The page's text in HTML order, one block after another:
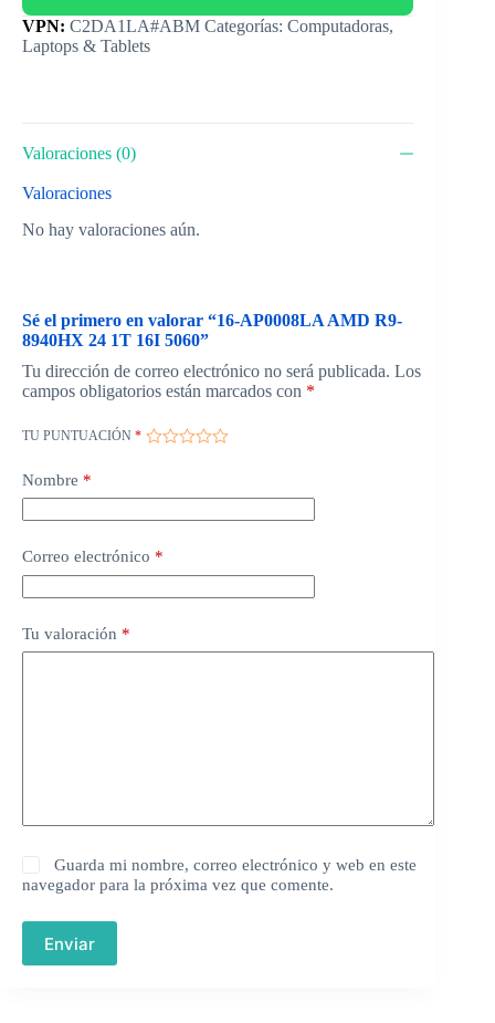
Categorías: Computadoras,
Laptops & Tablets
Valoraciones (0)
Valoraciones
No hay valoraciones aún.
Sé el primero en valorar “16-AP0008LA AMD R9-
8940HX 24 1T 16I 5060”
Tu dirección de correo electrónico no será publicada. Los
campos obligatorios están marcados con *
TU PUNTUACIÓN *
Nombre *
Correo electrónico *
Tu valoración *
Guarda mi nombre, correo electrónico y web en este
navegador para la próxima vez que comente.
Enviar